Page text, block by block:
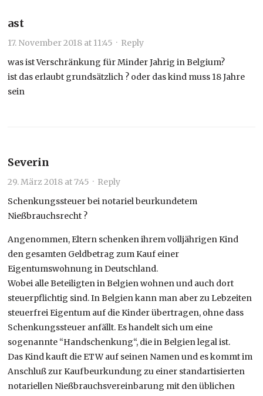
ast
17. November 2018 at 11:45 · Reply
was ist Verschränkung für Minder Jahrig in Belgium?
ist das erlaubt grundsätzlich ? oder das kind muss 18 Jahre
sein
Severin
29. März 2018 at 7:45 · Reply
Schenkungssteuer bei notariel beurkundetem
Nießbrauchsrecht ?
Angenommen, Eltern schenken ihrem volljährigen Kind
den gesamten Geldbetrag zum Kauf einer
Eigentumswohnung in Deutschland.
Wobei alle Beteiligten in Belgien wohnen und auch dort
steuerpflichtig sind. In Belgien kann man aber zu Lebzeiten
steuerfrei Eigentum auf die Kinder übertragen, ohne dass
Schenkungssteuer anfällt. Es handelt sich um eine
sogenannte “Handschenkung“, die in Belgien legal ist.
Das Kind kauft die ETW auf seinen Namen und es kommt im
Anschluß zur Kaufbeurkundung zu einer standartisierten
notariellen Nießbrauchsvereinbarung mit den üblichen